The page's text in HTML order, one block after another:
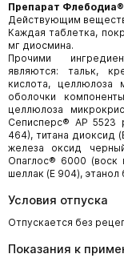
Препарат
Действующим
Каждая таблетка,
мг диосмина.
Прочими
являются: тальк,
кислота, целлюлоза
оболочки
целлюлоза
Сеписперс® AP 5523
464), титана диоксид
железа оксид
Опаглос® 6000 (воск
шеллак (E 904), этанол
Условия отпуска
Отпускается без
Показания к